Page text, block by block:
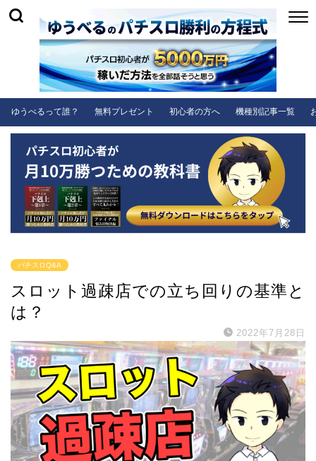
ゆうべるって誰？ 無料プレゼント 初心者の方へ 機種別記事一覧
パチスロQ&A
スロット過疎店での立ち回りの基準と
は？
2022年7月28日